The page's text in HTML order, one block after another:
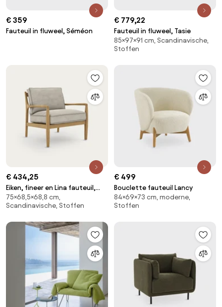
€ 359
Fauteuil in fluweel, Séméon
€ 779,22
Fauteuil in fluweel, Tasie
85×97×91 cm, Scandinavische,
Stoffen
€ 434,25
Eiken, fineer en Lina fauteuil,
DILMA
75×68,5×68,8 cm,
Scandinavische, Stoffen
€ 499
Bouclette fauteuil Lancy
84×69×73 cm, moderne,
Stoffen